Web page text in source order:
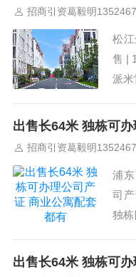
生
招商引资葛毅明
松
售 |
派
00
出售长64米 独栋可
招商引资葛毅明
浦
司
独栋
高
出售长64米 独栋可